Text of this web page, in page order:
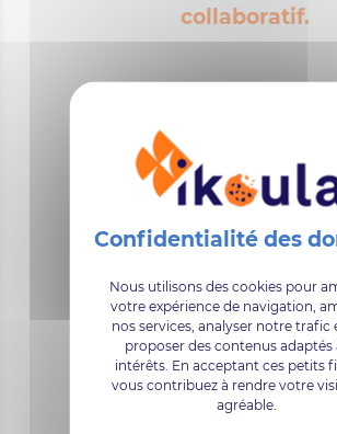
collaboratif.
proposent
large catalogue
Microsoft
incontournables,
Microsoft Word –
Excel – Microsoft
–OneNote. Selon
choisie, vous aurez
Nous utilisons des cookies pour
votre expérience de navigation,
nos services, analyser notre trafic
proposer des contenus adaptés
intérêts. En acceptant ces petits
vous contribuez à rendre votre
agréable.